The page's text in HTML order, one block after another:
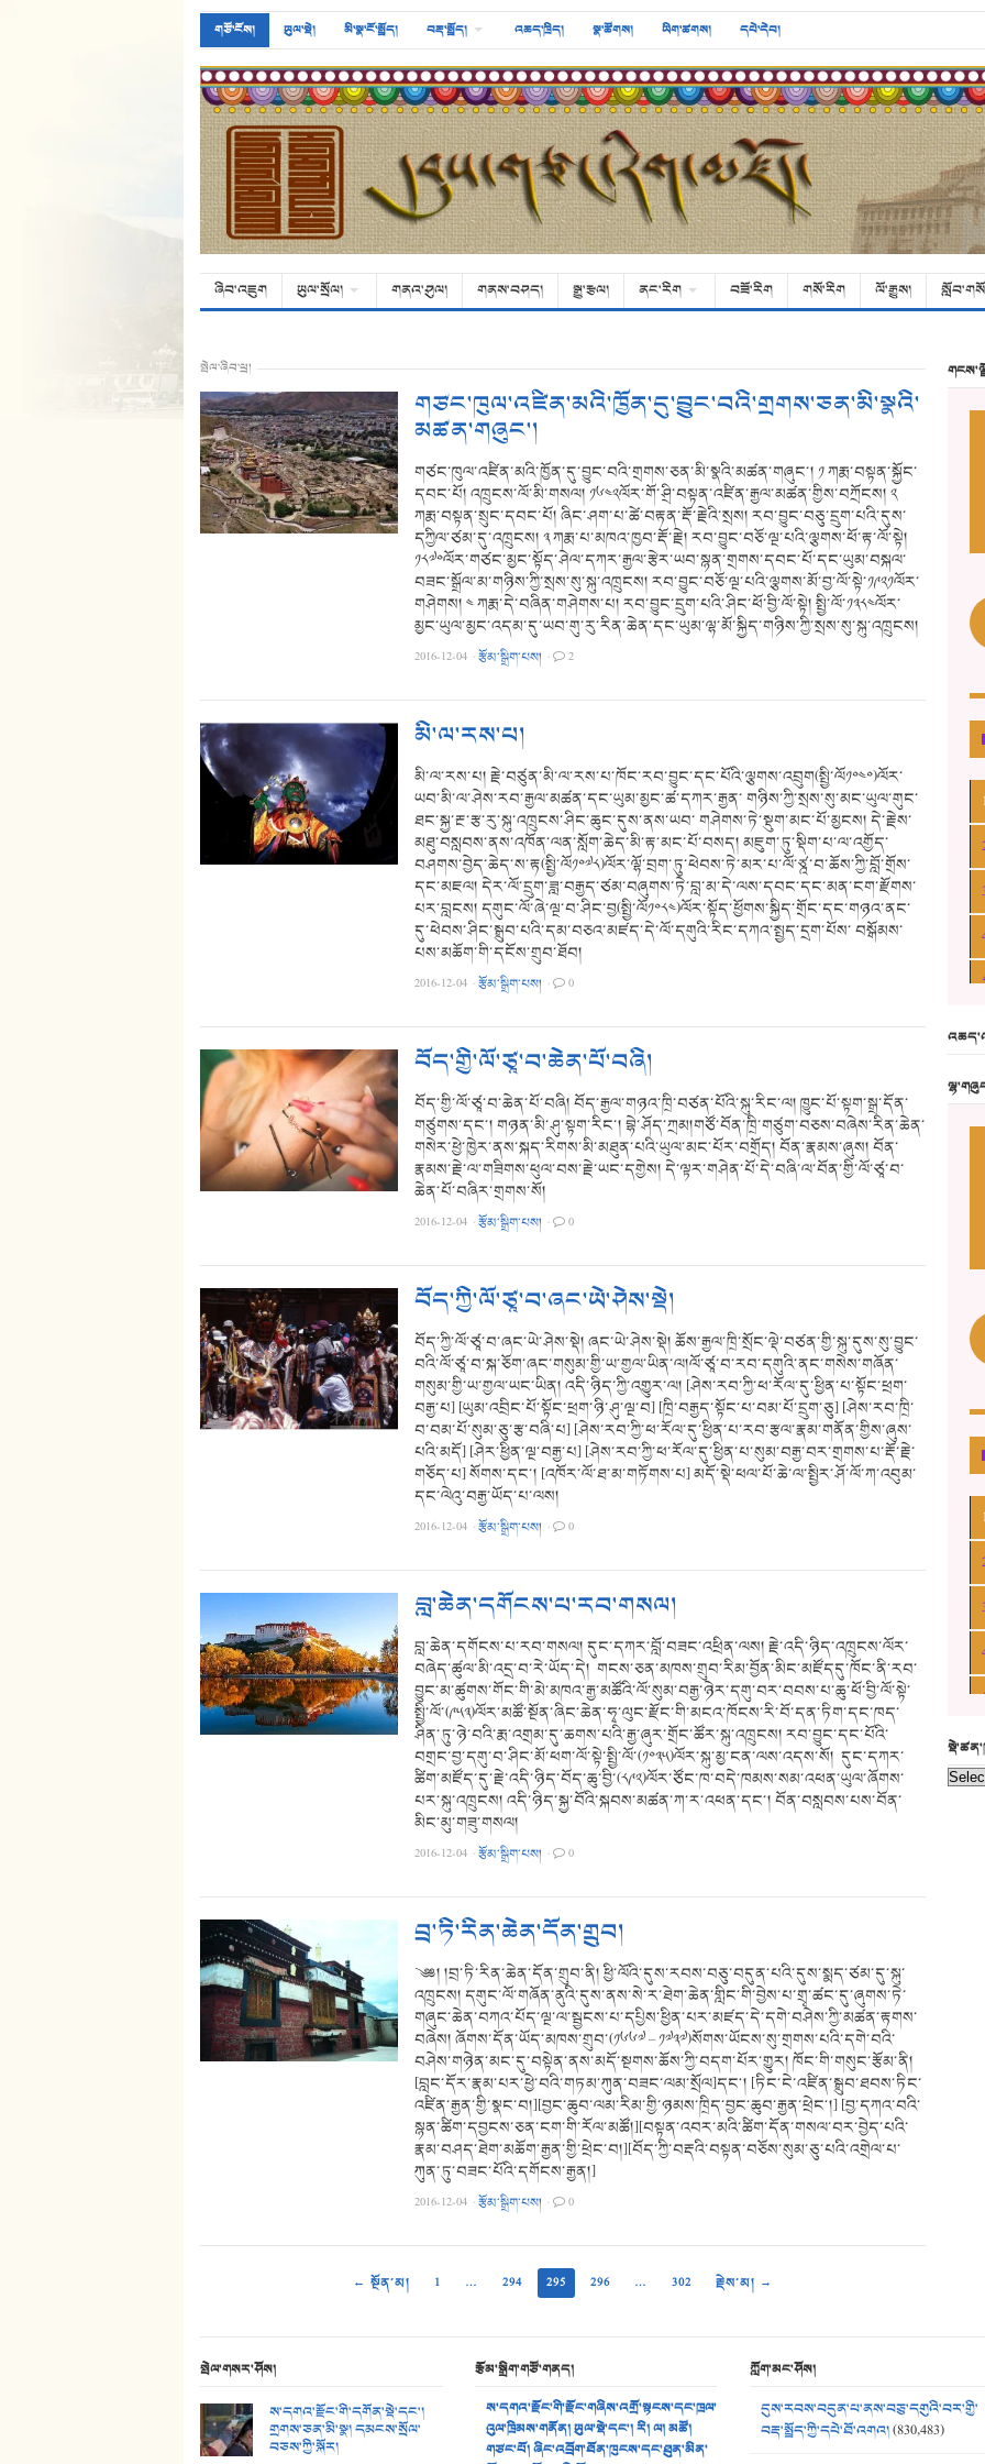
གཙོ་ངོས། ཡུལ་སྡེ། མི་སྣ་ངོ་སྤྲོད། བརྡ་སྤྲོད། འཆད་ཁྲིད། སྣ་ཚོགས། ཡིག་ཚགས། དཔེ་དེབ།
ཞིབ་འཇུག ཡུལ་སྲོལ། གནའ་ཤུལ། གནས་བཤད། སྒྱུ་རྩལ། ནང་རིག བཟོ་རིག གསོ་རིག ལོ་རྒྱུས།
སྤེལ་ཞིབ་ཕྲ།
གཙང་ཁུལ་འཛིན་མའི་ཁྱོན་དུ་བྱུང་བའི་གྲགས་ཅན་མི་སྣའི་
མཚན་གཞུང་།
གཙང་ཁུལ་འཛིན་མའི་ཁྱོན་དུ་བྱུང་བའི་གྲགས་ཅན་མི་སྣའི་མཚན་གཞུང་། ༡ ཀརྨ་བསྟན་སྐྱོང་
དབང་པོ། འཁྲུངས་ལོ་མི་གསལ། ༡༦༤༢ལོར་གོ་ཤྲི་བསྟན་འཛིན་རྒྱལ་མཚན་གྱིས་བཀྲོངས། ༢
ཀརྨ་བསྟན་སྲུང་དབང་པོ། ཞིང་ཤག་པ་ཚེ་བརྟན་རྡོ་རྗེའི་སྲས། རབ་བྱུང་བཅུ་དྲུག་པའི་དུས་
དཀྱིལ་ཙམ་དུ་འཁྲུངས། ༣ ཀརྨ་པ་མཁའ་ཁྱབ་རྡོ་རྗེ། རབ་བྱུང་བཅོ་ལྔ་པའི་ལྕགས་ཕོ་རྟ་ལོ་སྟེ།
༡༨༧༠ལོར་གཙང་མྱང་སྟོད་ཤེལ་དཀར་རྒྱལ་རྩེར་ཡབ་སྙན་གྲགས་དབང་པོ་དང་ཡུམ་བསྐལ་
བཟང་སྒྲོལ་མ་གཉིས་ཀྱི་སྲས་སུ་སྐུ་འཁྲུངས། རབ་བྱུང་བཅོ་ལྔ་པའི་ལྕགས་མོ་བྱ་ལོ་སྟེ་༡༩༢༡ལོར་
གཤེགས། ༤ ཀརྨ་དེ་བཞིན་གཤེགས་པ། རབ་བྱུང་དྲུག་པའི་ཤིང་ཕོ་བྱི་ལོ་སྟེ། སྤྱི་ལོ་༡༣༨༤ལོར་
མྱང་ཡུལ་མྱང་འདམ་དུ་ཡབ་གུ་རུ་རིན་ཆེན་དང་ཡུམ་ལྷ་མོ་སྐྱིད་གཉིས་ཀྱི་སྲས་སུ་སྐུ་འཁྲུངས།
2016-12-04 ·རྩོམ་སྒྲིག་པས། · 2
མི་ལ་རས་པ།
མི་ལ་རས་པ། རྗེ་བཙུན་མི་ལ་རས་པ་ཁོང་རབ་བྱུང་དང་པོའི་ལྕགས་འབྲུག(སྤྱི་ལོ༡༠༤༠)ལོར་
ཡབ་མི་ལ་ཤེས་རབ་རྒྱལ་མཚན་དང་ཡུམ་མྱང་ཚ་དཀར་རྒྱན་ གཉིས་ཀྱི་སྲས་སུ་མང་ཡུལ་གུང་
ཐང་སྐྱ་རྔ་རྩ་རུ་སྐུ་འཁྲུངས་ཤིང་ཆུང་དུས་ནས་ཡབ་ གཤེགས་ཏེ་སྡུག་མང་པོ་མྱངས། དེ་རྗེས་
མཐུ་བསླབས་ནས་འཁོན་ལན་སློག་ཆེད་མི་རྟ་མང་པོ་བསད། མཇུག་ཏུ་སྡིག་པ་ལ་འགྱོད་
བཤགས་བྱེད་ཆེད་ས་རྟ(སྤྱི་ལོ༡༠༧༨)ལོར་ལྷོ་བྲག་ཏུ་ཕེབས་ཏེ་མར་པ་ལོ་ཙྰ་བ་ཆོས་ཀྱི་བློ་གྲོས་
དང་མཇལ། དེར་ལོ་དྲུག་ཟླ་བརྒྱད་ཙམ་བཞུགས་ཏེ་བླ་མ་དེ་ལས་དབང་དང་མན་ངག་རྫོགས་
པར་བླངས། དགུང་ལོ་ཞེ་ལྔ་བ་ཤིང་བྱ(སྤྱི་ལོ༡༠༨༤)ལོར་སྟོད་ཕྱོགས་སྐྱིད་གྲོང་དང་གཉའ་ནང་
དུ་ཕེབས་ཤིང་སྒྲུབ་པའི་དམ་བཅའ་མཛད་དེ་ལོ་དགུའི་རིང་དཀའ་སྤྱད་དྲག་པོས་ བསྒོམས་
པས་མཆོག་གི་དངོས་གྲུབ་ཐོབ།
2016-12-04 ·རྩོམ་སྒྲིག་པས། · 0
བོད་གྱི་ལོ་ཙཱ་བ་ཆེན་པོ་བཞི།
བོད་གྱི་ལོ་ཙཱ་བ་ཆེན་པོ་བཞི། བོད་རྒྱལ་གཉའ་ཁྲི་བཙན་པོའི་སྐུ་རིང་ལ། ཁྱུང་པོ་སྟག་སྒྲ་དོན་
གཙུགས་དང་། གཉན་མི་ཤུ་སྟག་རིང་། བྷེ་ཤོད་ཀྲམ།གཙོ་བོན་ཁྲི་གཙུག་བཅས་བཞེས་རིན་ཆེན་
གསེར་ཕྱེ་ཁྱེར་ནས་སྐད་རིགས་མི་མཐུན་པའི་ཡུལ་མང་པོར་བགྲོད། བོན་རྣམས་ཞུས། བོན་
རྣམས་རྗེ་ལ་གཟིགས་ཕུལ་བས་རྗེ་ཡང་དགྱེས། དེ་ལྟར་གཤེན་པོ་དེ་བཞི་ལ་བོན་གྱི་ལོ་ཙཱ་བ་
ཆེན་པོ་བཞིར་གྲགས་སོ།
2016-12-04 ·རྩོམ་སྒྲིག་པས། · 0
བོད་ཀྱི་ལོ་ཙཱ་བ་ཞང་ཡེ་ཤེས་སྡེ།
བོད་ཀྱི་ལོ་ཙཱ་བ་ཞང་ཡེ་ཤེས་སྡེ། ཞང་ཡེ་ཤེས་སྡེ། ཆོས་རྒྱལ་ཁྲི་སྲོང་ལྡེ་བཙན་གྱི་སྐུ་དུས་སུ་བྱུང་
བའི་ལོ་ཙཱ་བ་སྐ་ཅོག་ཞང་གསུམ་གྱི་ཡ་གྱལ་ཡིན་ལ།ལོ་ཙཱ་བ་རབ་དགུའི་ནང་གསེས་གཞོན་
གསུམ་གྱི་ཡ་གྱལ་ཡང་ཡིན། འདི་ཉིད་ཀྱི་འགྱུར་ལ། [ཤེས་རབ་ཀྱི་ཕ་རོལ་དུ་ཕྱིན་པ་སྟོང་ཕྲག་
བརྒྱ་པ] [ཡུམ་འབྲིང་པོ་སྟོང་ཕྲག་ཉི་ཤུ་ལྔ་བ] [ཁྲི་བརྒྱད་སྟོང་པ་བམ་པོ་དྲུག་ཅུ] [ཤེས་རབ་ཁྲི་
བ་བམ་པོ་སུམ་ཅུ་རྩ་བཞི་པ] [ཤེས་རབ་ཀྱི་ཕ་རོལ་དུ་ཕྱིན་པ་རབ་རྩལ་རྣམ་གནོན་གྱིས་ཞུས་
པའི་མདོ] [ཤེར་ཕྱིན་ལྔ་བརྒྱ་པ] [ཤེས་རབ་ཀྱི་ཕ་རོལ་དུ་ཕྱིན་པ་སུམ་བརྒྱ་བར་གྲགས་པ་རྡོ་རྗེ་
གཅོད་པ] སོགས་དང་། [འཁོར་ལོ་ཐ་མ་གཏོགས་པ] མདོ་སྡེ་ཕལ་པོ་ཆེ་ལ་སྤྱིར་ཤོ་ལོ་ཀ་འབུམ་
དང་ལེའུ་བརྒྱ་ཡོད་པ་ལས།
2016-12-04 ·རྩོམ་སྒྲིག་པས། · 0
བླ་ཆེན་དགོངས་པ་རབ་གསལ།
བླ་ཆེན་དགོངས་པ་རབ་གསལ། དུང་དཀར་བློ་བཟང་འཕྲིན་ལས། རྗེ་འདི་ཉིད་འཁྲུངས་ལོར་
བཞེད་ཚུལ་མི་འདྲ་བ་རེ་ཡོད་དེ། གངས་ཅན་མཁས་གྲུབ་རིམ་བྱོན་མིང་མཛོདདུ་ཁོང་ནི་རབ་
བྱུང་མ་ཚུགས་གོང་གི་མེ་མཁའ་རྒྱ་མཚོའི་ལོ་སུམ་བརྒྱ་ཉེར་དགུ་བར་བབས་པ་ཆུ་ཕོ་བྱི་ལོ་སྟེ་
སྤྱི་ལོ་(༩༥༣)ལོར་མཚོ་སྔོན་ཞིང་ཆེན་ཧྭ་ལུང་རྫོང་གི་མངའ་ཁོངས་རི་བོ་དན་ཏིག་དང་ཁད་
ཤིན་ཏུ་ཉེ་བའི་རྨ་འགྲམ་དུ་ཆགས་པའི་རྒྱ་ཞུར་གྲོང་ཚོར་སྐུ་འཁྲུངས། རབ་བྱུང་དང་པོའི་
བགྲང་བྱ་དགུ་བ་ཤིང་མོ་ཕག་ལོ་སྟེ་སྤྱི་ལོ་(༡༠༣༥)ལོར་སྐུ་མྱ་ངན་ལས་འདས་སོ། དུང་དཀར་
ཚིག་མཛོད་དུ་རྗེ་འདི་ཉིད་བོད་ཆུ་བྱི་(༨༩༢)ལོར་ཙོང་ཁ་བདེ་ཁམས་སམ་འཕན་ཡུལ་ཞོགས་
པར་སྐུ་འཁྲུངས། འདི་ཉིད་སྐྱ་བོའི་སྐབས་མཚན་ཀ་ར་འཕན་དང་། བོན་བསླབས་པས་བོན་
མིང་མུ་གཟུ་གསལ།
2016-12-04 ·རྩོམ་སྒྲིག་པས། · 0
བྲ་ཏི་རིན་ཆེན་དོན་གྲུབ།
༄༅། །བྲ་ཏི་རིན་ཆེན་དོན་གྲུབ་ནི། ཕྱི་ལོའི་དུས་རབས་བཅུ་བདུན་པའི་དུས་སྨད་ཙམ་དུ་སྐུ་
འཁྲུངས། དགུང་ལོ་གཞོན་ནུའི་དུས་ནས་སེ་ར་ཐེག་ཆེན་གླིང་གི་བྱེས་པ་གྲྭ་ཚང་དུ་ཞུགས་ཏེ་
གཞུང་ཆེན་བཀའ་པོད་ལྔ་ལ་སྦྱངས་པ་དཔྱིས་ཕྱིན་པར་མཛད་དེ་དགེ་བཤེས་ཀྱི་མཚན་རྟགས་
བཞེས། ཞོགས་དོན་ཡོད་མཁས་གྲུབ་(༡༦༦༧ – ༡༧༣༧)སོགས་ཡོངས་སུ་གྲགས་པའི་དགེ་བའི་
བཤེས་གཉེན་མང་དུ་བསྟེན་ནས་མདོ་སྔགས་ཆོས་ཀྱི་བདག་པོར་གྱུར། ཁོང་གི་གསུང་རྩོམ་ནི།
[བླང་དོར་རྣམ་པར་ཕྱེ་བའི་གཏམ་ཀུན་བཟང་ལམ་སྲོལ]དང༌། [ཏིང་ངེ་འཛིན་སྒྲུབ་ཐབས་ཏིང་
འཛིན་རྒྱན་གྱི་སྣང་བ།][བྱང་ཆུབ་ལམ་རིམ་གྱི་ཉམས་ཁྲིད་བྱང་ཆུབ་རྒྱན་ཕྲེང༌།] [བྱ་དཀའ་བའི་
སྙན་ཚིག་དབྱངས་ཅན་ངག་གི་རོལ་མཚོ།][བསྟན་འབར་མའི་ཚིག་དོན་གསལ་བར་བྱེད་པའི་
རྣམ་བཤད་ཐེག་མཆོག་རྒྱན་གྱི་ཕྲེང་བ།][བོད་ཀྱི་བརྡའི་བསྟན་བཅོས་སུམ་ཅུ་པའི་འགྲེལ་པ་
ཀུན་ཏུ་བཟང་པོའི་དགོངས་རྒྱན།]
2016-12-04 ·རྩོམ་སྒྲིག་པས། · 0
← སྔོན་མ། 1 … 294 295 296 … 302 རྗེས་མ། →
སྤེལ་གསར་ཤོས།
ས་དགའ་རྫོང་གི་དགོན་སྡེ་དང་།
གྲགས་ཅན་མི་སྣ། དམངས་སྲོལ་
བཅས་ཀྱི་སྐོར།
རྩོམ་སྒྲིག་གཙོ་གནད།
ས་དགའ་རྫོང་གི་རྫོང་གཞིས་འགྲོ་སྟངས་དང་ཁྲལ་
འུལ་ཁྲིམས་གནོན། ཡུལ་སྡེ་དང་། རི། ལ། མཚོ།
གཙང་པོ། ཞིང་འབྲོག་ཐོན་ཁུངས་དང་ཐུན་མིན་
ཀློག་མང་ཤོས།
དུས་རབས་བདུན་པ་ནས་བཅུ་དགུའི་བར་གྱི་
བརྡ་སྤྲོད་ཀྱི་དཔེ་ཐོ་འགའ།(830,483)